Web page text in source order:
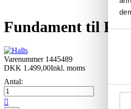
Fundament til
Varenummer 1445489
DKK 1.499,00Inkl. moms
Antal:
